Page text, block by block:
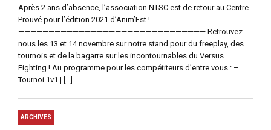
Après 2 ans d’absence, l’association NTSC est de retour au Centre
Prouvé pour l’édition 2021 d’Anim’Est !
——————————————————————————————— Retrouvez-
nous les 13 et 14 novembre sur notre stand pour du freeplay, des
tournois et de la bagarre sur les incontournables du Versus
Fighting ! Au programme pour les compétiteurs d’entre vous : –
Tournoi 1v1 | […]
ARCHIVES